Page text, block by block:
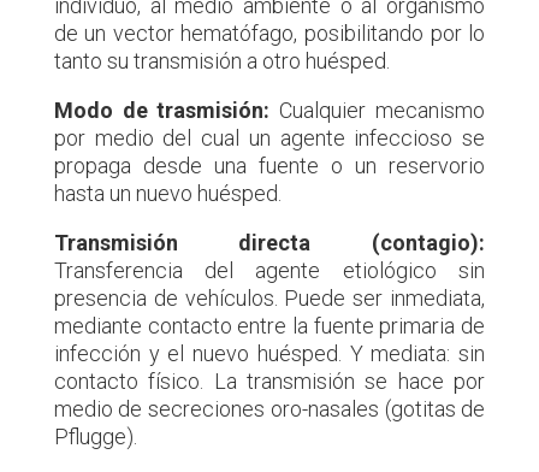
individuo, al medio ambiente o al organismo
de un vector hematófago, posibilitando por lo
tanto su transmisión a otro huésped.
Modo de trasmisión: Cualquier mecanismo
por medio del cual un agente infeccioso se
propaga desde una fuente o un reservorio
hasta un nuevo huésped.
Transmisión directa (contagio):
Transferencia del agente etiológico sin
presencia de vehículos. Puede ser inmediata,
mediante contacto entre la fuente primaria de
infección y el nuevo huésped. Y mediata: sin
contacto físico. La transmisión se hace por
medio de secreciones oro-nasales (gotitas de
Pflugge).